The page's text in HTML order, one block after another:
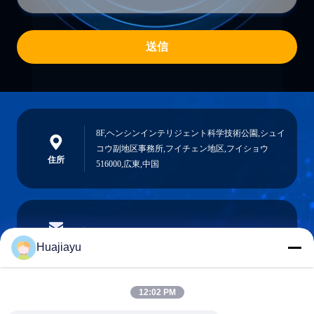
送信
住所
8F,ヘンシンインテリジェント科学技術公園,シュイ
コウ副地区事務所,フイチェン地区,フイショウ
516000,広東,中国
電子メール
Huajiayu
12:02 PM